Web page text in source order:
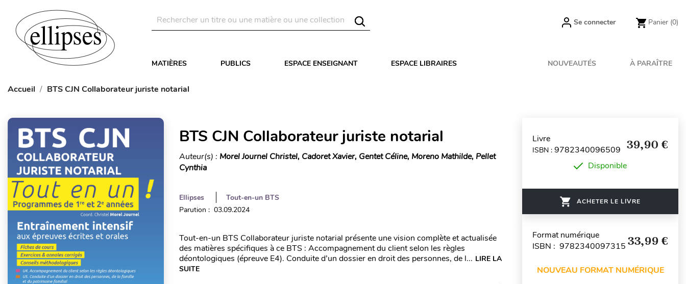
Se connecter Panier (0)
MATIÈRES PUBLICS ESPACE ENSEIGNANT ESPACE LIBRAIRES NOUVEAUTÉS À PARAÎTRE
Accueil BTS CJN Collaborateur juriste notarial
BTS CJN Collaborateur juriste notarial
Auteur(s) : Morel Journel Christel, Cadoret Xavier, Gentet Céline, Moreno Mathilde, Pellet
Cynthia
Ellipses
Tout-en-un BTS
Parution : 03.09.2024
Tout-en-un BTS Collaborateur juriste notarial présente une vision complète et actualisée
des matières spécifiques à ce BTS : Accompagnement du client selon les règles
déontologiques (épreuve E4). Conduite d’un dossier en droit des personnes, de l... LIRE LA
SUITE
Livre
ISBN : 9782340096509 39,90 €
Disponible
ACHETER LE LIVRE
Format numérique
ISBN : 9782340097315 33,99 €
NOUVEAU FORMAT NUMÉRIQUE